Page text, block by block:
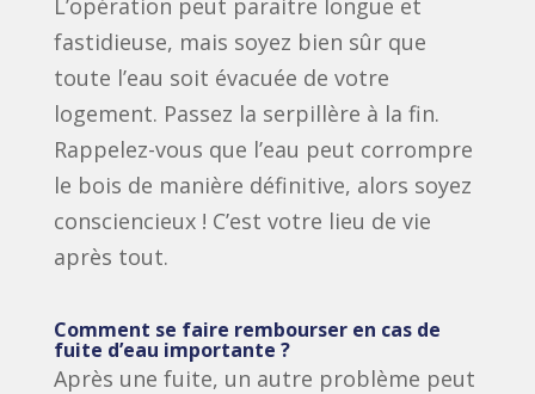
L’opération peut paraitre longue et
fastidieuse, mais soyez bien sûr que
toute l’eau soit évacuée de votre
logement. Passez la serpillère à la fin.
Rappelez-vous que l’eau peut corrompre
le bois de manière définitive, alors soyez
consciencieux ! C’est votre lieu de vie
après tout.
Comment se faire rembourser en cas de
fuite d’eau importante ?
Après une fuite, un autre problème peut